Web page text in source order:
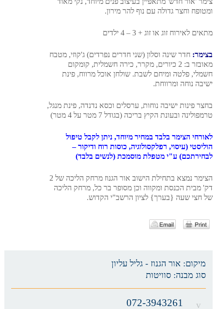
ומטופח וחצר גדולה עם נוף להר מירון.
מתאים לאירוח זוג או זוג + 3 – 4 ילדים
בצימר: חדר שינה וסלון (שני חדרים נפרדים) ג'קוזי, מטבח
מאובזר ב: 2 כיורים, מקרר, כירה חשמלית, קומקום
חשמלי, פלטה ומיחם לשבת. שולחן אוכל מרווח, פינת
ישיבה נוחה ומרווחת.
בחצר פינות ישיבה נוחות, ערסלים וכסא נדנדה, פינת מנגל,
טרמפולינה ובעונת הקיץ בריכה (בגודל 7 מטר על 4 מטר)
לאורחי הצימר בלבד במחיר מיוחד, ניתן לקבל טיפול
הוליסטי (עיסוי, רפלקסולוגיה, כוסות רוח ודיקור –
לבחירתכם) ע"י מטפלת מוסמכת (לנשים בלבד)
הצימר נמצא בתחילת הישוב אור הגנוז מרחק הליכה של 2
דק' מבית הכנסת ומקווה וכן מסופר בר כל, מרחק הליכה
של חצי שעה {בערך} לציון הרשב"י הקדוש.
מיקום: אור הגנוז - גליל עליון
סוג מבנה: סוויטות
072-3943261